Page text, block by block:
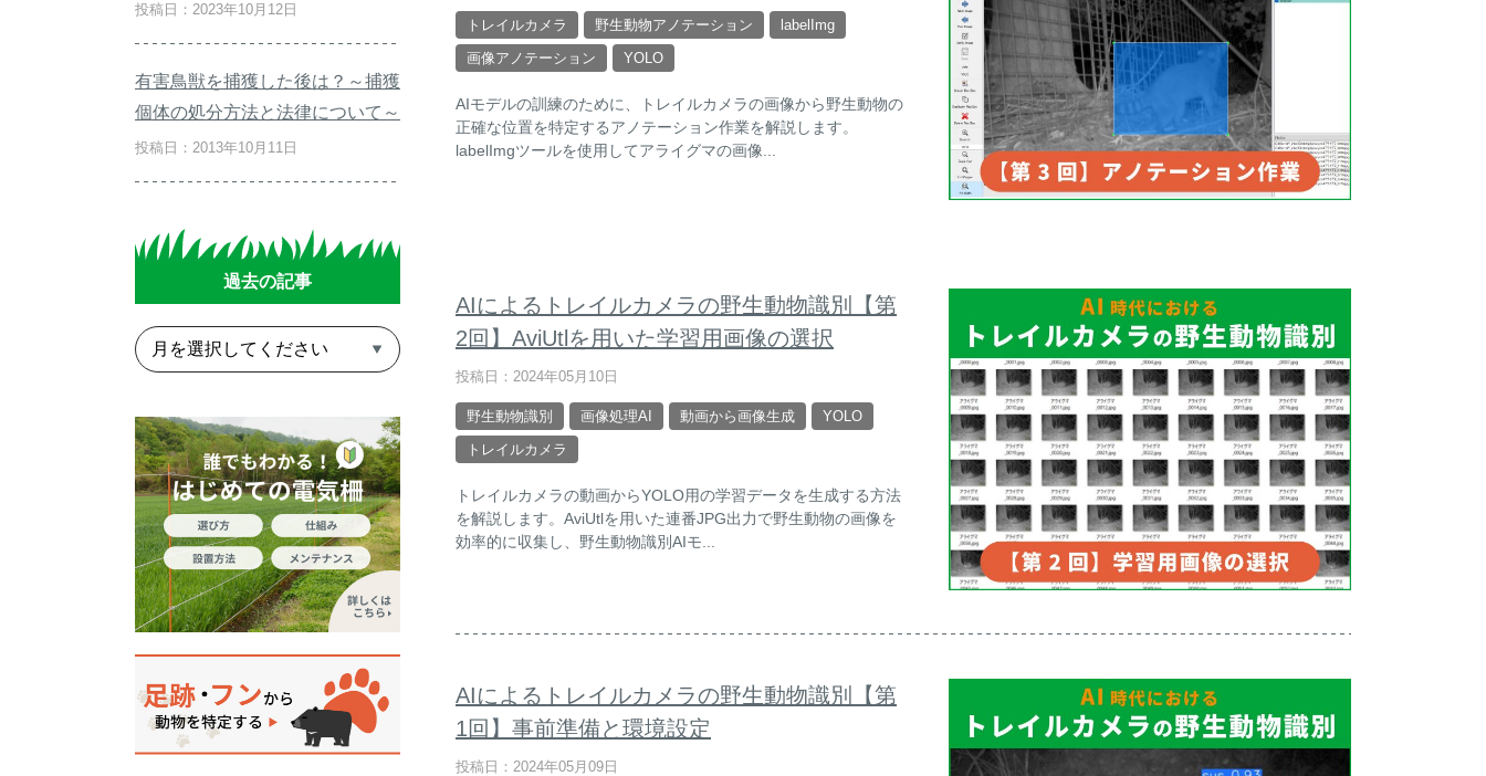
投稿日：2023年10月12日
有害鳥獣を捕獲した後は？～捕獲
個体の処分方法と法律について～
投稿日：2013年10月11日
過去の記事
トレイルカメラ 野生動物アノテーション
labelImg
画像アノテーション
YOLO
AIモデルの訓練のために、トレイルカメラの画像から野生動物の
正確な位置を特定するアノテーション作業を解説します。
labelImgツールを使用してアライグマの画像...
AIによるトレイルカメラの野生動物識別【第
2回】AviUtlを用いた学習用画像の選択
投稿日：2024年05月10日
野生動物識別 画像処理AI 動画から画像生成
YOLO
トレイルカメラ
トレイルカメラの動画からYOLO用の学習データを生成する方法
を解説します。AviUtlを用いた連番JPG出力で野生動物の画像を
効率的に収集し、野生動物識別AIモ...
AIによるトレイルカメラの野生動物識別【第
1回】事前準備と環境設定
投稿日：2024年05月09日